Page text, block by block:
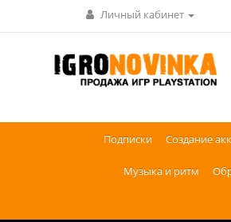
Личный кабинет
Подписки Создание
Музыка и ритм